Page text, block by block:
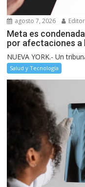
agosto 7, 2026 Editor
Meta es
por afectaciones a
NUEVA YORK.- Un
Salud y Tecnología